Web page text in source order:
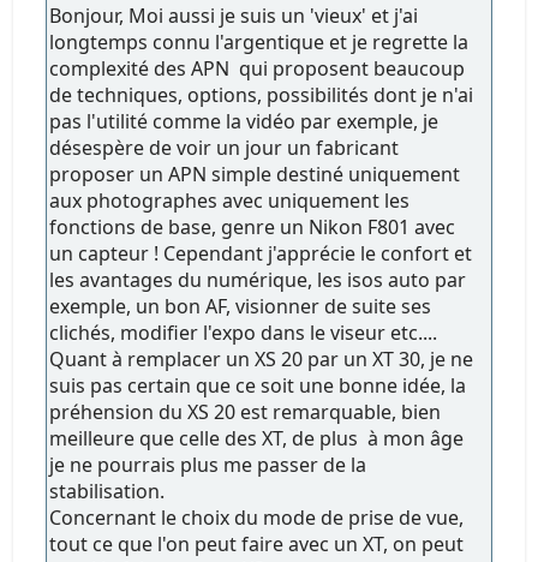
Bonjour, Moi aussi je suis un 'vieux' et j'ai
longtemps connu l'argentique et je regrette la
complexité des APN qui proposent beaucoup
de techniques, options, possibilités dont je n'ai
pas l'utilité comme la vidéo par exemple, je
désespère de voir un jour un fabricant
proposer un APN simple destiné uniquement
aux photographes avec uniquement les
fonctions de base, genre un Nikon F801 avec
un capteur ! Cependant j'apprécie le confort et
les avantages du numérique, les isos auto par
exemple, un bon AF, visionner de suite ses
clichés, modifier l'expo dans le viseur etc....
Quant à remplacer un XS 20 par un XT 30, je ne
suis pas certain que ce soit une bonne idée, la
préhension du XS 20 est remarquable, bien
meilleure que celle des XT, de plus à mon âge
je ne pourrais plus me passer de la
stabilisation.
Concernant le choix du mode de prise de vue,
tout ce que l'on peut faire avec un XT, on peut